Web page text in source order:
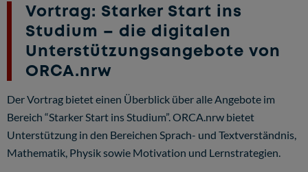
Vortrag: Starker Start ins
Studium – die digitalen
Unterstützungsangebote von
ORCA.nrw
Der Vortrag bietet einen Überblick über alle Angebote im
Bereich “Starker Start ins Studium”. ORCA.nrw bietet
Unterstützung in den Bereichen Sprach- und Textverständnis,
Mathematik, Physik sowie Motivation und Lernstrategien.